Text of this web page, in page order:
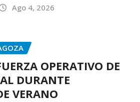
Ago 4, 2026
OPERATIVO DE
DURANTE
VERANO